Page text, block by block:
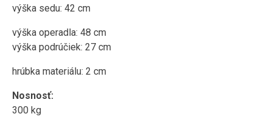
výška sedu: 42 cm
výška operadla: 48 cm
výška podrúčiek: 27 cm
hrúbka materiálu: 2 cm
Nosnosť:
300 kg